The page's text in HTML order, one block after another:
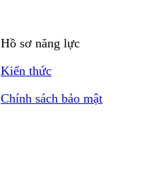
Hồ sơ năng lực
Kiến thức
Chính sách bảo mật